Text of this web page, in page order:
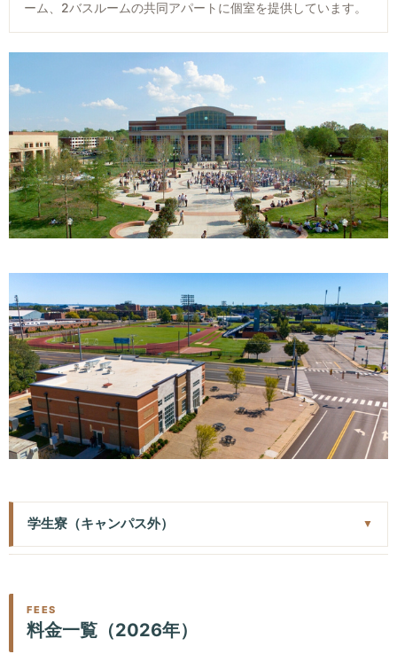
演などを体験。
週30レッスン（1レッスン50分）、各レベルにつき1セッショ
ン（4週間）、授業は月曜日から金曜日まで行われます。
レベル構成
Beginner（101/102/103）
・日常的な場面で基本的なコミュニケーションができる
・いくつかの単語やフレーズを理解できる
・簡単な質問や指示に答えられる
Intermediate（104/105/106）
・事実と意見を伝えることができる
・文化的に適切な方法で議論や主張がすることができる
・通常の会話速度で、ほとんどの質問や発言を理解できる
・ネイティブスピーカーと会話ができる
・英語で日常生活の買い物、注文、道を尋ねたりすること
ができる
能）に登録する。
Advanced（107/108/109）
・ネイティブスピーカーと長時間の会話ができる
・正確かつ流暢に読み書きを含め英語を使うことができる
で、英語の実生活での応用に対する理解を得ることができま
す。英語の基礎的な理解だけでなく、これらのスキルを学問
的な環境や社交の場でも快適に、自信を持って使えるように
することが目標です。
文化体験
セミ・インテンシブ英語クラスでは、アメリカ滞在中に本物
の文化に触れることができるよう、教室で学んだことを実生
を探求し、その中に身を置くことで、英語の応用に関する貴
重な学びが得られます。社会的環境の中で他の人々と交流す
ることで、午前中の体系化されたレッスンと相まって英語学
習に完璧なバランスをもたらします。
Lesson
週20レッスン、1レッスン50分、各レベルにつき1セッション
（4週間）、授業は月曜日-金曜日
Levels
・日常的な場面で基本的なコミュニケーションができる
・いくつかの単語やフレーズを理解できる
・簡単な質問や指示に答えられる
できます。
実際のシチュエーションで英語を練習
レストランでも観光でも、お店でもただ歩いているだけで
も、ネイティブスピーカーと実際のシチュエーションで会話
を練習できます。社会的な活動に参加し、出会った人々と交
流することで、人前で話す自信をつけることができます。
Lesson
週15レッスン、1レッスン50分、各レベルにつき1セッション
Levels
Beginner Levels 101/102/103
・日常的な場面で基本的なコミュニケーションができる
・ゆっくり、はっきりと話しかけられると理解できる
・いくつかの単語やフレーズを理解できる
・簡単な質問や指示に答えられる
Intermediate Levels 104/105/106
・文化的に適切な方法で議論や主張がすることができる
・通常の会話速度で、ほとんどの質問や発言を理解できる
・ネイティブスピーカーと会話ができる
※修了時のオプション：TOEFL iBT®完全対策プログラム
またはビジネス英語プログラム（一部のセンターで受講可
ーム、2バスルームの共同アパートに個室を提供しています。
学生寮（キャンパス外）
各部屋には光熱費、Wi-Fi、居心地の良いリビングルーム、ク
イーンサイズベッド、設備の整ったキッチンが完備されてい
FEES
料金一覧（2026年）